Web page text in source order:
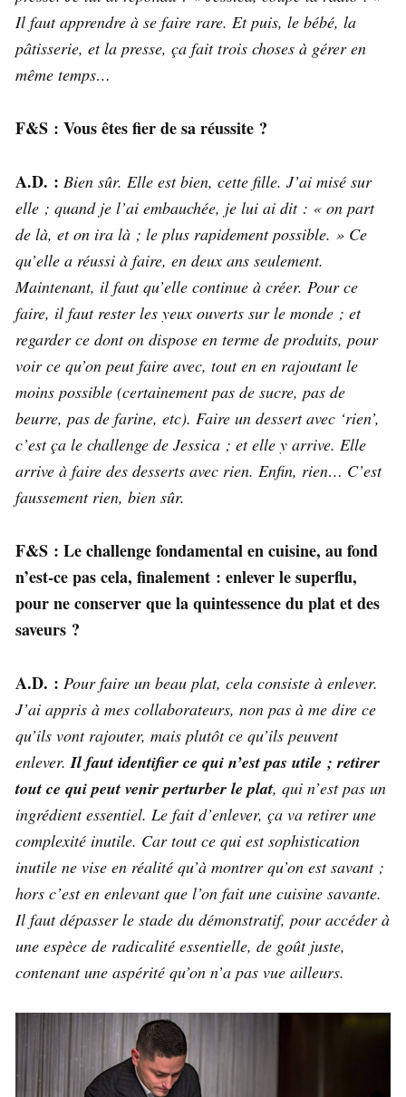
Il faut apprendre à se faire rare. Et puis, le bébé, la
pâtisserie, et la presse, ça fait trois choses à gérer en
même temps…
F&S : Vous êtes fier de sa réussite ?
A.D. : Bien sûr. Elle est bien, cette fille. J’ai misé sur
elle ; quand je l’ai embauchée, je lui ai dit : « on part
de là, et on ira là ; le plus rapidement possible. » Ce
qu’elle a réussi à faire, en deux ans seulement.
Maintenant, il faut qu’elle continue à créer. Pour ce
faire, il faut rester les yeux ouverts sur le monde ; et
regarder ce dont on dispose en terme de produits, pour
voir ce qu’on peut faire avec, tout en en rajoutant le
moins possible (certainement pas de sucre, pas de
beurre, pas de farine, etc). Faire un dessert avec ‘rien’,
c’est ça le challenge de Jessica ; et elle y arrive. Elle
arrive à faire des desserts avec rien. Enfin, rien… C’est
faussement rien, bien sûr.
F&S : Le challenge fondamental en cuisine, au fond
n’est-ce pas cela, finalement : enlever le superflu,
pour ne conserver que la quintessence du plat et des
saveurs ?
A.D. : Pour faire un beau plat, cela consiste à enlever.
J’ai appris à mes collaborateurs, non pas à me dire ce
qu’ils vont rajouter, mais plutôt ce qu’ils peuvent
enlever.Il faut identifier ce qui n’est pas utile ; retirer
tout ce qui peut venir perturber le plat, qui n’est pas un
ingrédient essentiel. Le fait d’enlever, ça va retirer une
complexité inutile. Car tout ce qui est sophistication
inutile ne vise en réalité qu’à montrer qu’on est savant ;
hors c’est en enlevant que l’on fait une cuisine savante.
Il faut dépasser le stade du démonstratif, pour accéder à
une espèce de radicalité essentielle, de goût juste,
contenant une aspérité qu’on n’a pas vue ailleurs.